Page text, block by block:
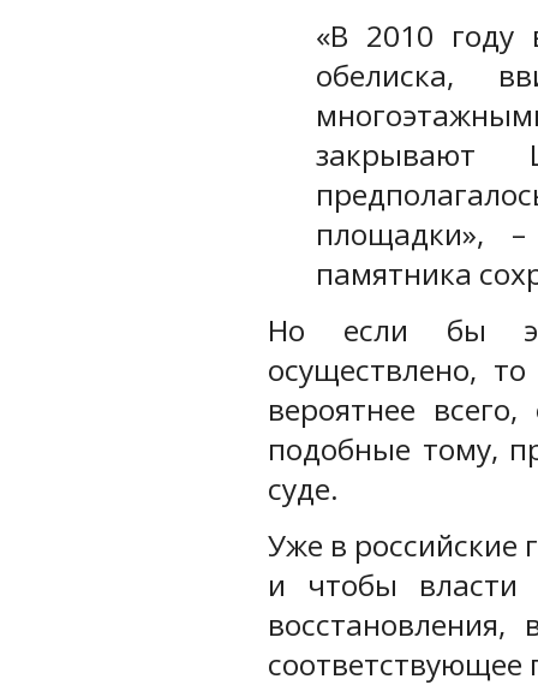
«В 2010 году
обелиска,
площадки»,
памятника
Но если бы
осуществлено,
вероятнее
подобные тому,
суде.
Уже в российские
и чтобы власти
соответствующее